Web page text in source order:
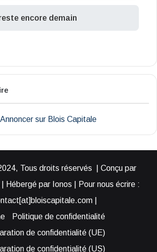
reste encore demain
Tous droits réservés | Conçu par
Hébergé par Ionos | Pour nous écrire :
|
Politique de confidentialité
de confidentialité (UE)
de confidentialité (US)